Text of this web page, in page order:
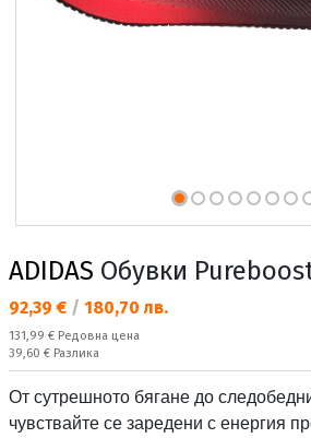
ADIDAS Обувки
Текуща цена:
92,39 € / 180,70 лв.
Редовна цена:
131,99 € Редовна цена
Спестявате:
39,60 € Разлика
От сутрешното бягане до
чувствайте се заредени с енергия